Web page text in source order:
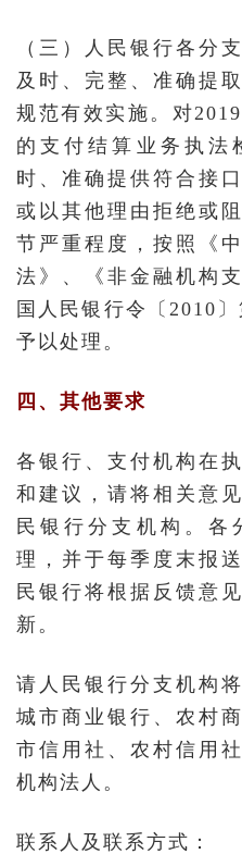
（三）人民银行各分
及时、完整、准确提
规范有效实施。对
的支付结算业务执法
时、准确提供符合接
或以其他理由拒绝或
节严重程度，按照《
法》、《非金融机构
国人民银行令〔2010
予以处理。
四、其他要求
各银行、支付机构在
和建议，请将相关意
民银行分支机构。各
理，并于每季度末报
民银行将根据反馈意
新。
请人民银行分支机构
城市商业银行、农村
市信用社、农村信用
机构法人。
联系人及联系方式：